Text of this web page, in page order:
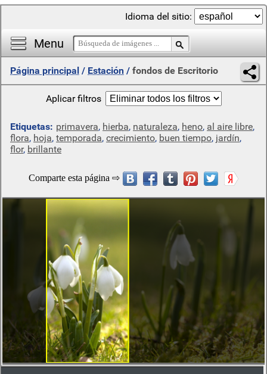
Menu
Idioma del sitio:
Página principal / Estación / fondos de Escritorio
Aplicar filtros
Etiquetas: primavera, hierba, naturaleza, heno, al aire libre,
flora, hoja, temporada, crecimiento, buen tiempo, jardín,
flor, brillante